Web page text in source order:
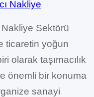
Nakliye Sektörü
ticaretin yoğun
olarak taşımacılık
önemli bir konuma
sanayi